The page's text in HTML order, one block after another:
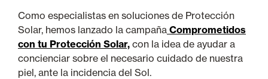
Como especialistas en soluciones de Protección
Solar, hemos lanzado la campaña Comprometidos
con tu Protección Solar, con la idea de ayudar a
concienciar sobre el necesario cuidado de nuestra
piel, ante la incidencia del Sol.